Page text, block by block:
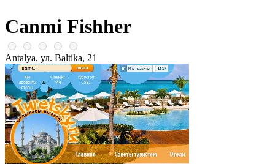
Canmi Fishher
Antalya, ул. Baltika, 21